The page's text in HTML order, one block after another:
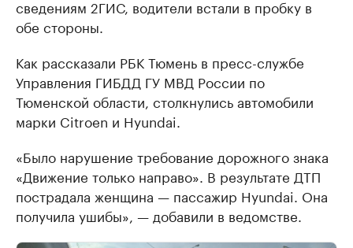
сведениям 2ГИС, водители встали в пробку в
обе стороны.
Как рассказали РБК Тюмень в пресс-службе
Управления ГИБДД ГУ МВД России по
Тюменской области, столкнулись автомобили
марки Citroen и Hyundai.
«Было нарушение требование дорожного знака
«Движение только направо». В результате ДТП
пострадала женщина — пассажир Hyundai. Она
получила ушибы», — добавили в ведомстве.